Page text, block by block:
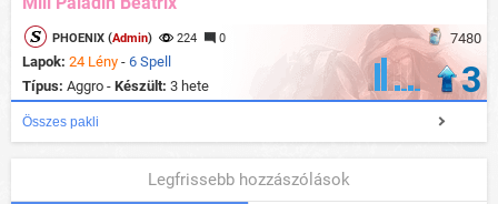
7480
PHOENIX (Admin) 224 0
Lapok: 24 Lény - 6 Spell
Típus: Aggro - Készült: 3 hete 3
Összes pakli
Legfrissebb hozzászólások